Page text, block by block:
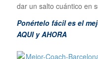
dar un salto cuántico en
Ponértelo fácil es el
AQUI y AHORA